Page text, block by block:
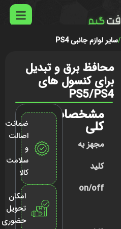
سایر لوازم جانبی PS4
محافظ برق و تبدیل
برای کنسول های
PS5/PS4
مشخصات
کلی
مجهز به
کلید
on/off
ضمانت
اصالت
و
سلامت
کالا
امکان
تحویل
حضوری